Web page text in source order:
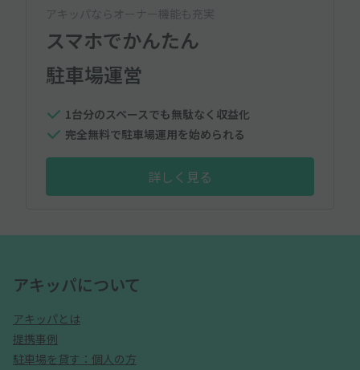
アキッパならオーナー機能も充実
スマホでかんたん
駐車場運営
1台分のスペースでも無駄なく収益化
完全無料で駐車場運用を始められる
詳しく見る
アキッパについて
アキッパとは
提携事例
駐車場を貸す：個人の方